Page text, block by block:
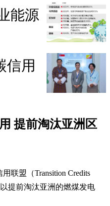
能源
信用
提前淘汰亚洲区
联盟（Transition Credits
提前淘汰亚洲的燃煤发电